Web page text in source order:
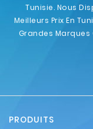
Tunisie. Nous
Meilleurs Prix En
Grandes
PRODUITS